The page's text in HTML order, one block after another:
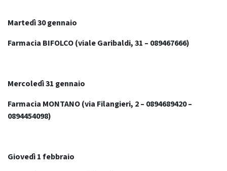
Martedì 30 gennaio
Farmacia BIFOLCO (viale Garibaldi, 31 – 089467666)
Mercoledì 31 gennaio
Farmacia MONTANO (via Filangieri, 2 – 0894689420 –
0894454098)
Giovedì 1 febbraio